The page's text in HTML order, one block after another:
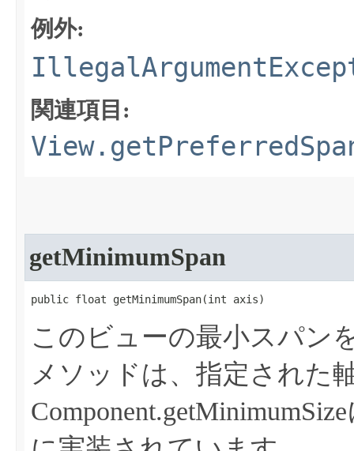
例外:
関連項目:
getMinimumSpan
public float getMinimumSpan​(int axis)
このビューの最小スパン
メソッドは、指定された